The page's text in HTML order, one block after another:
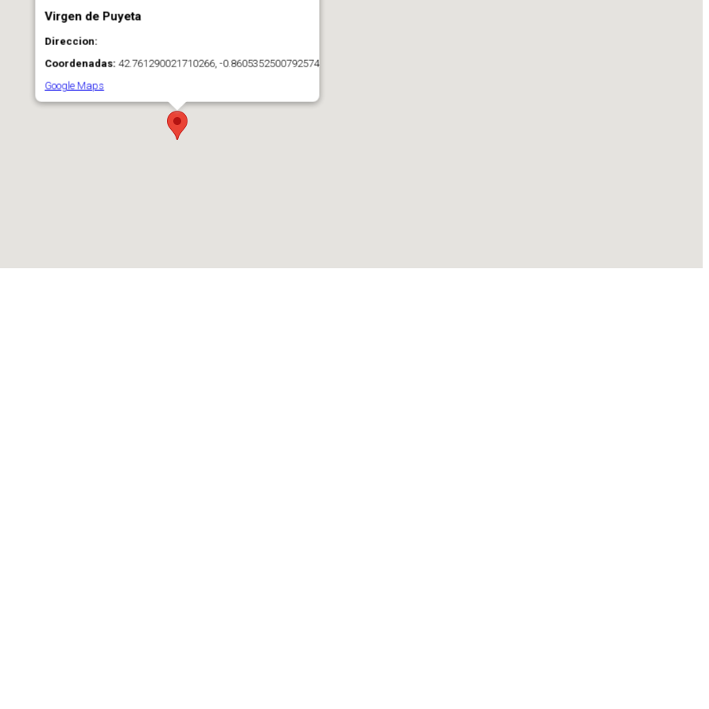
Virgen de Puyeta
Direccion:
Coordenadas: 42.761290021710266, -0.8605352500792574
Google Maps